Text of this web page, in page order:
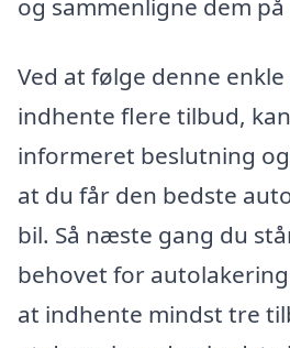
Ved at følge denne
indhente flere tilbud,
informeret beslutning
at du får den bedste
bil. Så næste gang du
behovet for
at indhente mindst tre